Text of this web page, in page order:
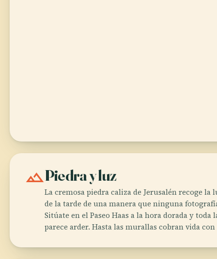
landscapePiedra y luz
La cremosa piedra caliza de Jerusalén recoge la
de la tarde de una manera que ninguna
Sitúate en el Paseo Haas a la hora dorada y toda
parece arder. Hasta las murallas cobran vida con